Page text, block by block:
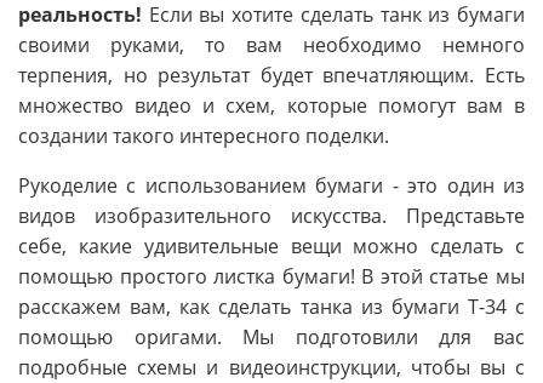
реальность! Если вы хотите сделать танк из бумаги
своими руками, то вам необходимо немного
терпения, но результат будет впечатляющим. Есть
множество видео и схем, которые помогут вам в
создании такого интересного поделки.
Рукоделие с использованием бумаги - это один из
видов изобразительного искусства. Представьте
себе, какие удивительные вещи можно сделать с
помощью простого листка бумаги! В этой статье мы
расскажем вам, как сделать танка из бумаги Т-34 с
помощью оригами. Мы подготовили для вас
подробные схемы и видеоинструкции, чтобы вы с